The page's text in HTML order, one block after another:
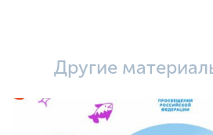
Другие